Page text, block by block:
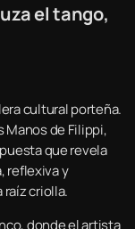
el tango,
cultural porteña.
Manos de Filippi,
que revela
reflexiva y
criolla.
donde el artista